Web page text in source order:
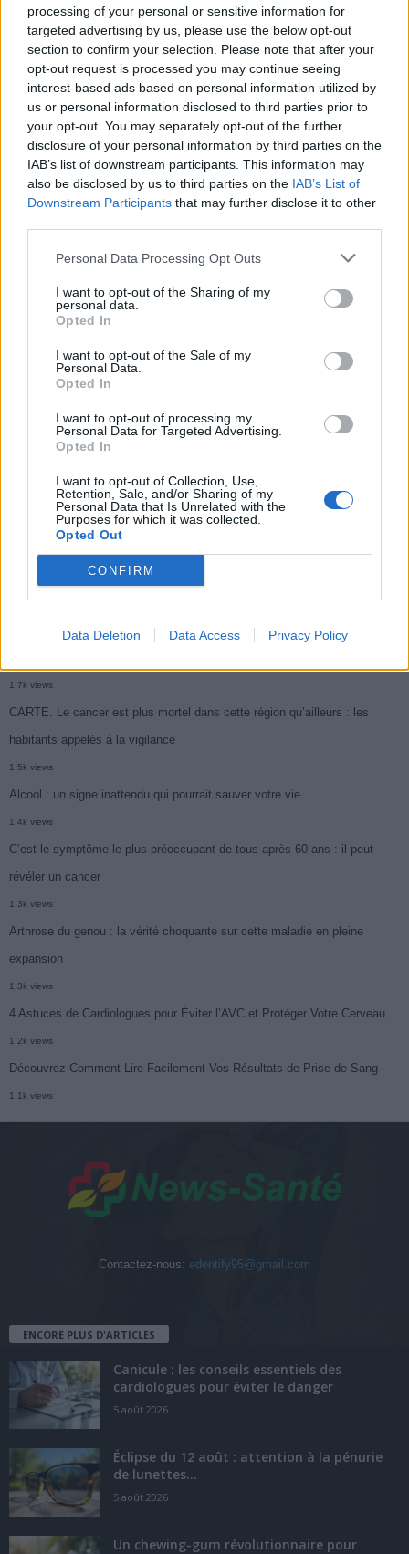
processing of your personal or sensitive information for
targeted advertising by us, please use the below opt-out
section to confirm your selection. Please note that after your
opt-out request is processed you may continue seeing
interest-based ads based on personal information utilized by
us or personal information disclosed to third parties prior to
your opt-out. You may separately opt-out of the further
disclosure of your personal information by third parties on the
IAB’s list of downstream participants. This information may
also be disclosed by us to third parties on the IAB’s List of
Downstream Participants that may further disclose it to other
Personal Data Processing Opt Outs
I want to opt-out of the Sharing of my
personal data.
Opted In
I want to opt-out of the Sale of my
Personal Data.
Opted In
I want to opt-out of processing my
Personal Data for Targeted Advertising.
Opted In
I want to opt-out of Collection, Use,
Retention, Sale, and/or Sharing of my
Personal Data that Is Unrelated with the
Purposes for which it was collected.
Opted Out
CONFIRM
Data Deletion Data Access Privacy Policy
News Santé
https://news-sante.fr
ARTICLES CONNEXES PLUS DE L'AUTEUR
Canicule : les conseils
essentiels des
éviter le danger
Éclipse du 12 août :
attention à la pénurie de
Un chewing-gum
révolutionnaire pour
Populaires
Médicament retiré en urgence pour risques graves et données falsifiées
Ce cancer mortel explose chez les personnes nées après 1980 : le
symptôme à repérer
Je suis cardiologue et voici le seul chocolat que je valide : c’est le
meilleur pour le cœur
1.7k views
CARTE. Le cancer est plus mortel dans cette région qu’ailleurs : les
habitants appelés à la vigilance
1.5k views
Alcool : un signe inattendu qui pourrait sauver votre vie
1.4k views
C’est le symptôme le plus préoccupant de tous après 60 ans : il peut
révéler un cancer
1.3k views
Arthrose du genou : la vérité choquante sur cette maladie en pleine
expansion
1.3k views
4 Astuces de Cardiologues pour Éviter l’AVC et Protéger Votre Cerveau
1.2k views
Découvrez Comment Lire Facilement Vos Résultats de Prise de Sang
1.1k views
Contactez-nous: edentify95@gmail.com
ENCORE PLUS D'ARTICLES
Canicule : les conseils essentiels des
cardiologues pour éviter le danger
5 août 2026
Éclipse du 12 août : attention à la pénurie
de lunettes...
5 août 2026
Un chewing-gum révolutionnaire pour